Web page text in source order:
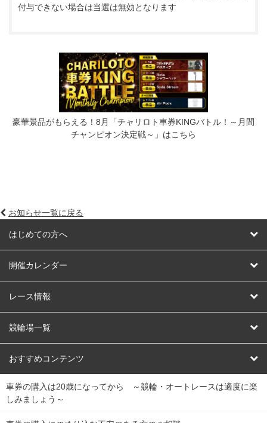
付与できない場合は当選は無効となります
豪華景品がもらえる！8月「チャリロト車券KINGバトル！～月間
チャンピオン決定戦～」はこちら
お知らせ一覧に戻る
はじめての方へ
はじめての方へ
開催カレンダー
競輪
オートレース
競輪くじ
Dokanto!
チャリロトプラザ
レース情報
レース予想
レース結果
キャリーオーバー一覧
競輪場一覧
北日本 函館競輪場
関
東
弥彦競輪場 前橋競輪場 取手競輪場 宇都宮競輪場
おすすめコンテンツ
競輪選手情報
Perfecta Navi
車券の購入は20歳になってから ～競輪・オートレースは適度に楽
しみましょう～